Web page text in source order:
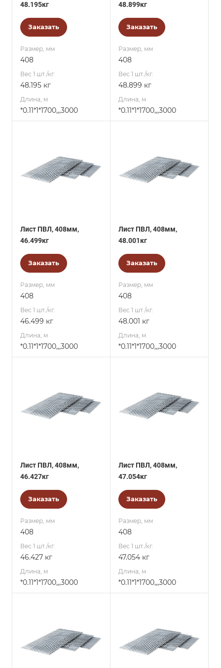
48.195кг
Заказать
Размер, мм
408
Вес 1 шт./кг.
48.195 кг
Длина, м
*0.11*1*1700,,,3000
48.899кг
Заказать
Размер, мм
408
Вес 1 шт./кг.
48.899 кг
Длина, м
*0.11*1*1700,,,3000
Лист ПВЛ, 408мм,
46.499кг
Заказать
Размер, мм
408
Вес 1 шт./кг.
46.499 кг
Длина, м
*0.11*1*1700,,,3000
Лист ПВЛ, 408мм,
48.001кг
Заказать
Размер, мм
408
Вес 1 шт./кг.
48.001 кг
Длина, м
*0.11*1*1700,,,3000
Лист ПВЛ, 408мм,
46.427кг
Заказать
Размер, мм
408
Вес 1 шт./кг.
46.427 кг
Длина, м
*0.11*1*1700,,,3000
Лист ПВЛ, 408мм,
47.054кг
Заказать
Размер, мм
408
Вес 1 шт./кг.
47.054 кг
Длина, м
*0.11*1*1700,,,3000